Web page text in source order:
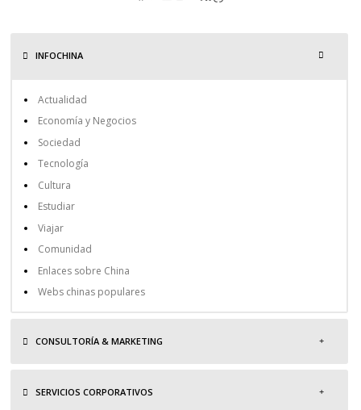
INFOCHINA
Actualidad
Economía y Negocios
Sociedad
Tecnología
Cultura
Estudiar
Viajar
Comunidad
Enlaces sobre China
Webs chinas populares
CONSULTORÍA & MARKETING
SERVICIOS CORPORATIVOS